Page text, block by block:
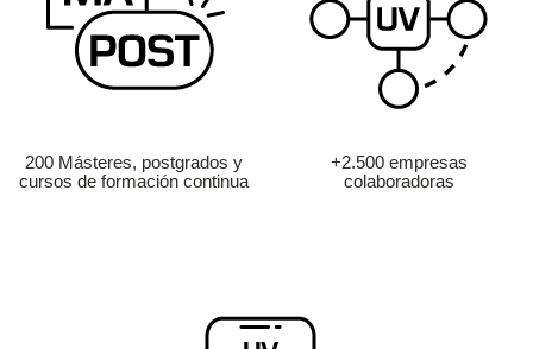
200 Másteres, postgrados y
cursos de formación continua
+2.500 empresas
colaboradoras